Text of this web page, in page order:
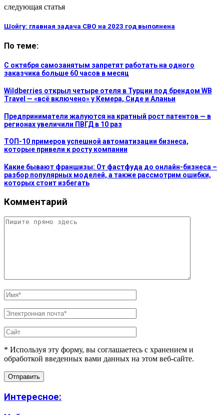
следующая статья
Шойгу: главная задача СВО на 2023 год выполнена
По теме:
С октября самозанятым запретят работать на одного
заказчика больше 60 часов в месяц
Wildberries открыл четыре отеля в Турции под брендом WB
Travel — «всё включено» у Кемера, Сиде и Аланьи
Предприниматели жалуются на кратный рост патентов — в
регионах увеличили ПВГД в 10 раз
ТОП-10 примеров успешной автоматизации бизнеса,
которые привели к росту компании
Какие бывают франшизы: От фастфуда до онлайн-бизнеса –
разбор популярных моделей, а также рассмотрим ошибки,
которых стоит избегать
Комментарий
* Используя эту форму, вы соглашаетесь с хранением и
обработкой введенных вами данных на этом веб-сайте.
Интересное: